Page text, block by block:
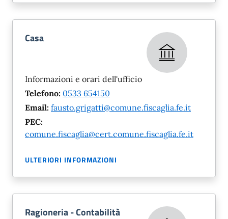
Casa
Informazioni e orari dell'ufficio
Telefono: 0533 654150
Email: fausto.grigatti@comune.fiscaglia.fe.it
PEC:
comune.fiscaglia@cert.comune.fiscaglia.fe.it
ULTERIORI INFORMAZIONI
Ragioneria - Contabilità